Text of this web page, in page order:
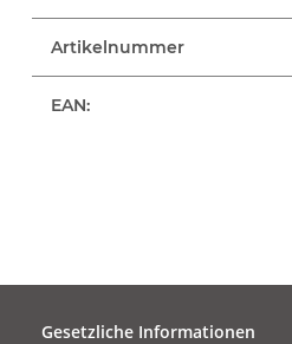
Artikelnummer
EAN:
Gesetzliche Informationen